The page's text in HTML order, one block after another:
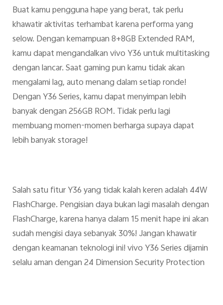
Buat kamu pengguna hape yang berat, tak perlu
khawatir aktivitas terhambat karena performa yang
selow. Dengan kemampuan 8+8GB Extended RAM,
kamu dapat mengandalkan vivo Y36 untuk multitasking
dengan lancar. Saat gaming pun kamu tidak akan
mengalami lag, auto menang dalam setiap ronde!
Dengan Y36 Series, kamu dapat menyimpan lebih
banyak dengan 256GB ROM. Tidak perlu lagi
membuang momen-momen berharga supaya dapat
lebih banyak storage!
Salah satu fitur Y36 yang tidak kalah keren adalah 44W
FlashCharge. Pengisian daya bukan lagi masalah dengan
FlashCharge, karena hanya dalam 15 menit hape ini akan
sudah mengisi daya sebanyak 30%! Jangan khawatir
dengan keamanan teknologi ini! vivo Y36 Series dijamin
selalu aman dengan 24 Dimension Security Protection